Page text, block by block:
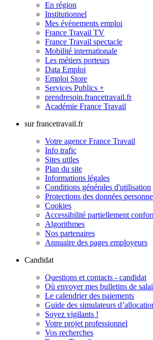
En région
Institutionnel
Mes évènements emploi
France Travail TV
France Travail spectacle
Mobilité internationale
Les métiers porteurs
Data Emploi
Emploi Store
Services Publics +
prendresoin.francetravail.fr
Académie France Travail
sur francetravail.fr
Votre agence France Travail
Info trafic
Sites utiles
Plan du site
Informations légales
Conditions générales d'utilisation
Protections des données
Cookies
Accessibilité partiellement
Algorithmes
Nos partenaires
Annuaire des pages employeurs
Candidat
Questions et contacts - candidat
Où envoyer mes bulletins de
Le calendrier des paiements
Guide des simulateurs
Soyez vigilants !
Votre projet professionnel
Vos recherches